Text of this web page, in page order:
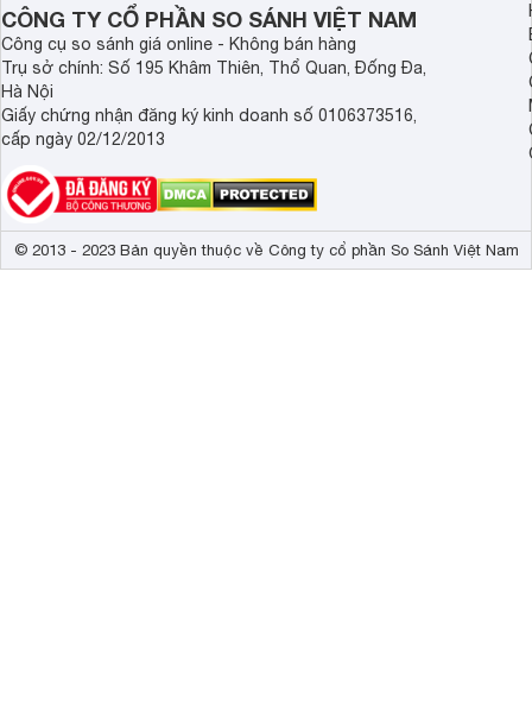
CÔNG TY CỔ PHẦN SO SÁNH VIỆT NAM
Công cụ so sánh giá online - Không bán hàng
Trụ sở chính: Số 195 Khâm Thiên, Thổ Quan, Đống Đa,
Hà Nội
Giấy chứng nhận đăng ký kinh doanh số 0106373516,
cấp ngày 02/12/2013
© 2013 - 2023 Bản quyền thuộc về Công ty cổ phần So Sánh Việt Nam